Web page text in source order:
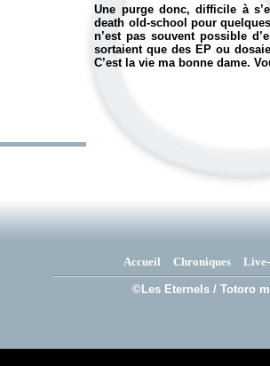
Une purge donc, difficile à
death old-school pour
n’est pas souvent possible
sortaient que des EP ou
C’est la vie ma bonne dame.
Accueil Chroniques
©Les Eternels / Totoro